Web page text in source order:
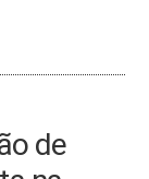
de